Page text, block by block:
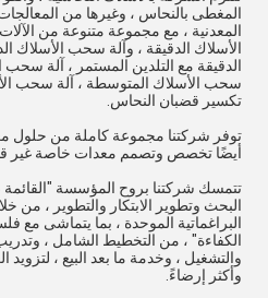
المغطى بالنحاس ، وغيرها من
المعدنية ، مع مجموعة متنوعة من
الأسلاك الدقيقة ، وآلة سحب الأسلاك
الدقيقة مع التلدين المستمر ، آلة سحب
تكسير قضبان النحاس.
توفر شركتنا مجموعة كاملة من حلول
أيضًا تخصص وتصمم معدات خاصة غير
تتمسك شركتنا بروح المؤسسة
البحث وتطوير الابتكار والتطوير ، من
البراغماتية الموحدة ، بما يتماشى مع
الكفاءة" ، من التخطيط الشامل ،
والتشغيل ، وخدمة ما بعد البيع ،
وأكثر إرضاءً.